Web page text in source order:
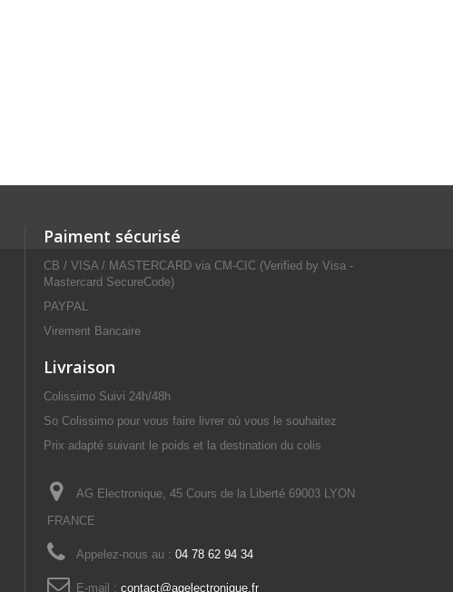
Paiment sécurisé
CB / VISA / MASTERCARD via CM-CIC (Verified by Visa -
Mastercard SecureCode)
PAYPAL
Virement Bancaire
Livraison
Colissimo Suivi 24h/48h
So Colissimo pour vous faire livrer où vous le souhaitez
Prix adapté suivant le poids et la destination du colis
AG Electronique, 45 Cours de la Liberté 69003 LYON
FRANCE
Appelez-nous au : 04 78 62 94 34
E-mail : contact@agelectronique.fr